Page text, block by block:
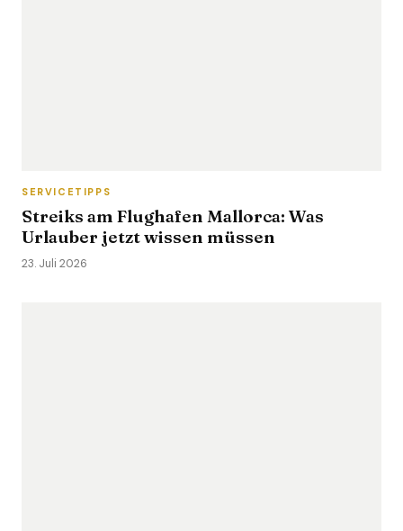
SERVICETIPPS
Streiks am Flughafen Mallorca: Was
Urlauber jetzt wissen müssen
23. Juli 2026